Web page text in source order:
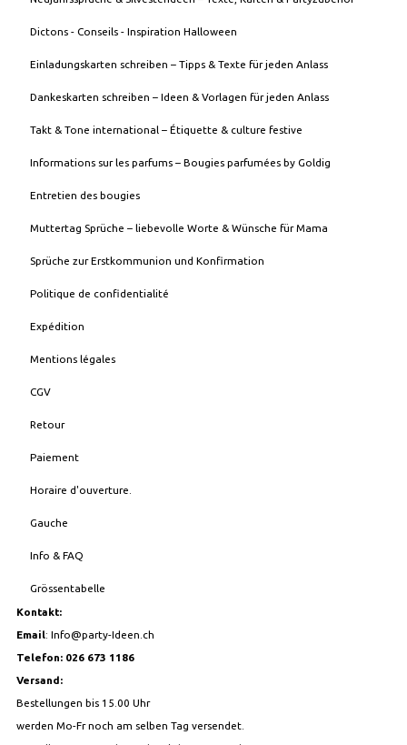
Dictons - Conseils - Inspiration Halloween
Einladungskarten schreiben – Tipps & Texte für jeden Anlass
Dankeskarten schreiben – Ideen & Vorlagen für jeden Anlass
Takt & Tone international – Étiquette & culture festive
Informations sur les parfums – Bougies parfumées by Goldig
Entretien des bougies
Muttertag Sprüche – liebevolle Worte & Wünsche für Mama
Sprüche zur Erstkommunion und Konfirmation
Politique de confidentialité
Expédition
Mentions légales
CGV
Retour
Paiement
Horaire d'ouverture.
Gauche
Info & FAQ
Grössentabelle
Kontakt:
Email: Info@party-Ideen.ch
Telefon: 026 673 1186
Versand:
Bestellungen bis 15.00 Uhr
werden Mo-Fr noch am selben Tag versendet.